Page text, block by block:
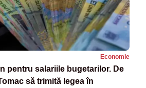
Economie
pentru salariile bugetarilor. De
să trimită legea în